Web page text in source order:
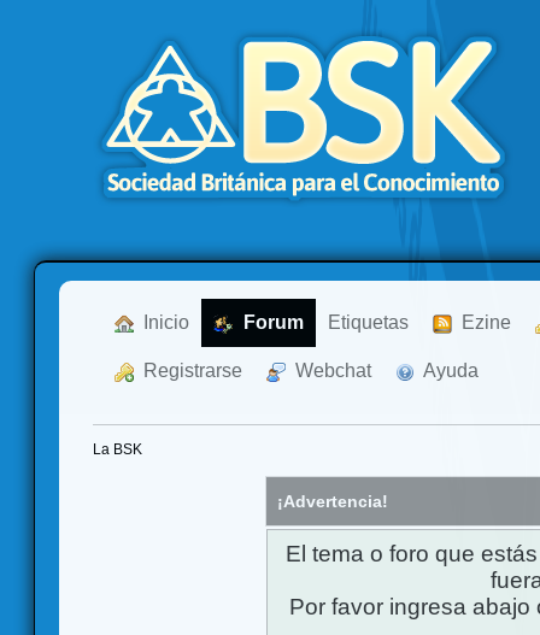
Inicio Forum Etiquetas Ezine
Registrarse Webchat Ayuda
La BSK
¡Advertencia!
El tema o foro que
Por favor ingresa